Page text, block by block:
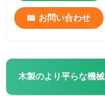
お問い合わせ
木製のより平らな機械